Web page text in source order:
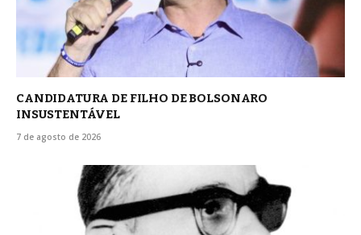
CANDIDATURA DE FILHO DE BOLSONARO
INSUSTENTÁVEL
7 de agosto de 2026